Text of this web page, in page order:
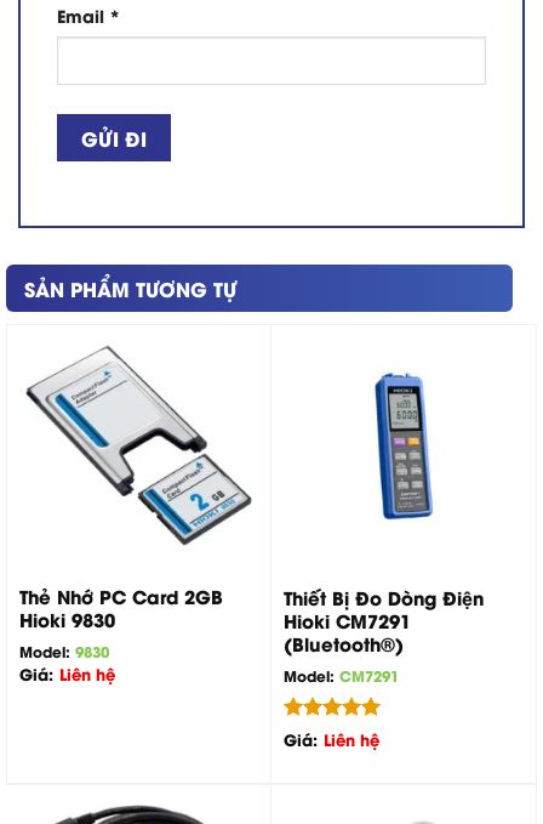
Email *
SẢN PHẨM TƯƠNG TỰ
Thẻ Nhớ PC Card 2GB
Hioki 9830
Model: 9830
Giá: Liên hệ
Thiết Bị Đo Dòng Điện
Hioki CM7291
(Bluetooth®)
Model: CM7291
Được xếp
hạng
5.00
Giá: Liên hệ